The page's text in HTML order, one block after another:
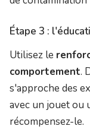
Étape 3 :
Utilisez le
comportement.
s'approche des
avec un jouet ou
récompensez-le.